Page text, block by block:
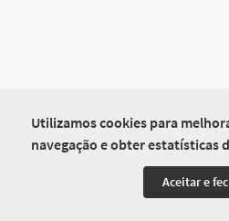
Utilizamos cookies para
navegação e obter estatísticas
Aceitar e